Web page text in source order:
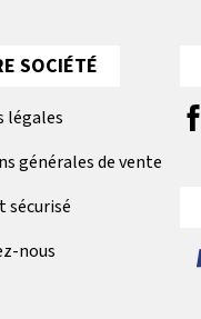
SOCIÉTÉ
légales
générales de vente
sécurisé
nous